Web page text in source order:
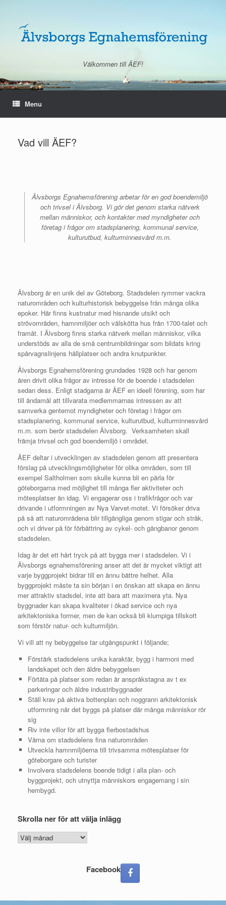
Välkommen till ÄEF!
Menu
Vad vill ÄEF?
Älvsborgs Egnahemsförening arbetar för en god boendemiljö
och trivsel i Älvsborg. Vi gör det genom starka nätverk
mellan människor, och kontakter med myndigheter och
företag i frågor om stadsplanering, kommunal service,
kulturutbud, kulturminnesvård m.m.
Älvsborg är en unik del av Göteborg. Stadsdelen rymmer vackra
naturområden och kulturhistorisk bebyggelse från många olika
epoker. Här finns kustnatur med hisnande utsikt och
strövområden, hamnmiljöer och välskötta hus från 1700-talet och
framåt. I Älvsborg finns starka nätverk mellan människor, vilka
understöds av alla de små centrumbildningar som bildats kring
spårvagnslinjens hållplatser och andra knutpunkter.
Älvsborgs Egnahemsförening grundades 1928 och har genom
åren drivit olika frågor av intresse för de boende i stadsdelen
sedan dess. Enligt stadgarna är ÄEF en ideell förening, som har
till ändamål att tillvarata medlemmarnas intressen av att
samverka gentemot myndigheter och företag i frågor om
stadsplanering, kommunal service, kulturutbud, kulturminnesvård
m.m. som berör stadsdelen Älvsborg. Verksamheten skall
främja trivsel och god boendemiljö i området.
ÄEF deltar i utvecklingen av stadsdelen genom att presentera
förslag på utvecklingsmöjligheter för olika områden, som till
exempel Saltholmen som skulle kunna bli en pärla för
göteborgarna med möjlighet till många fler aktiviteter och
mötesplatser än idag. Vi engagerar oss i trafikfrågor och var
drivande i utformningen av Nya Varvet-motet. Vi försöker driva
på så att naturområdena blir tillgängliga genom stigar och stråk,
och vi driver på för förbättring av cykel- och gångbanor genom
stadsdelen.
Idag är det ett hårt tryck på att bygga mer i stadsdelen. Vi i
Älvsborgs egnahemsförening anser att det är mycket viktigt att
varje byggprojekt bidrar till en ännu bättre helhet. Alla
byggprojekt måste ta sin början i en önskan att skapa en ännu
mer attraktiv stadsdel, inte att bara att maximera yta. Nya
byggnader kan skapa kvaliteter i ökad service och nya
arkitektoniska former, men de kan också bli klumpiga tillskott
som förstör natur- och kulturmiljön.
Vi vill att ny bebyggelse tar utgångspunkt i följande;
Förstärk stadsdelens unika karaktär, bygg i harmoni med
landskapet och den äldre bebyggelsen
Förtäta på platser som redan är anspråkstagna av t ex
parkeringar och äldre industribyggnader
Ställ krav på aktiva bottenplan och noggrann arkitektonisk
utformning när det byggs på platser där många människor rör
sig
Riv inte villor för att bygga flerbostadshus
Värna om stadsdelens fina naturområden
Utveckla hamnmiljöerna till trivsamma mötesplatser för
göteborgare och turister
Involvera stadsdelens boende tidigt i alla plan- och
byggprojekt, och utnyttja människors engagemang i sin
hembygd.
Skrolla ner för att välja inlägg
Skrolla
ner
Facebook